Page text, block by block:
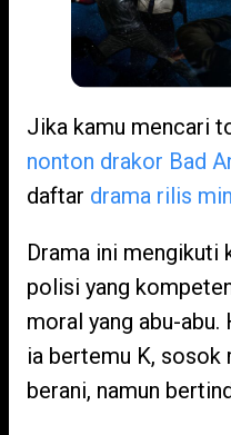
Jika kamu mencari
nonton drakor Bad
daftar drama rilis
Drama ini mengikuti
polisi yang
moral yang abu-
ia bertemu K, sosok
berani, namun